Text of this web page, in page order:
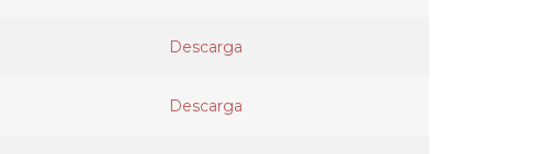
Descarga
Descarga